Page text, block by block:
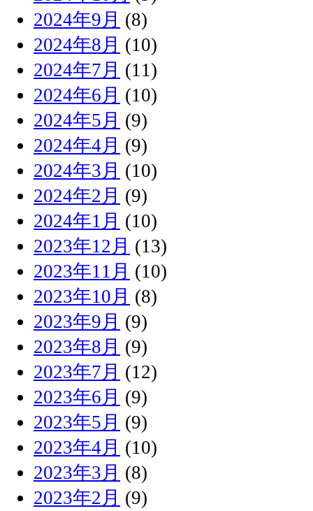
2024年9月 (8)
2024年8月 (10)
2024年7月 (11)
2024年6月 (10)
2024年5月 (9)
2024年4月 (9)
2024年3月 (10)
2024年2月 (9)
2024年1月 (10)
2023年12月 (13)
2023年11月 (10)
2023年10月 (8)
2023年9月 (9)
2023年8月 (9)
2023年7月 (12)
2023年6月 (9)
2023年5月 (9)
2023年4月 (10)
2023年3月 (8)
2023年2月 (9)